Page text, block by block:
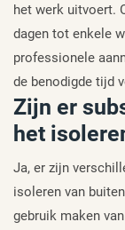
het werk uitvoert.
dagen tot enkele
professionele
de benodigde tijd
Zijn er
het
Ja, er zijn
isoleren van
gebruik maken